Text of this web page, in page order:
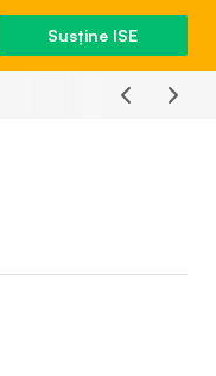
Susține ISE